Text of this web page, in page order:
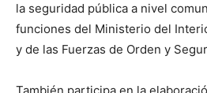
la seguridad pública a nivel
funciones del Ministerio del
y de las Fuerzas de Orden y